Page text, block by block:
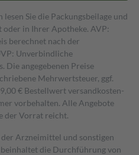
Sie die Packungsbeilage und
in Ihrer Apotheke. AVP:
berechnet nach der
Unverbindliche
Die angegebenen Preise
Mehrwertsteuer, ggf.
€ Bestell­wert versand­kosten­
vorbehalten. Alle Angebote
der Vorrat reicht.
Arzneimittel und sonstigen
die Durchführung von